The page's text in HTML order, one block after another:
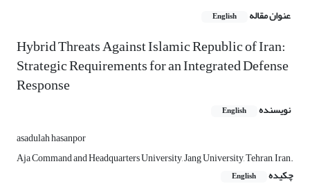
عنوان مقاله English
Hybrid Threats Against Islamic Republic of Iran:
Strategic Requirements for an Integrated Defense
Response
نویسنده English
asadulah hasanpor
Aja Command and Headquarters University, Jang University, Tehran, Iran.
چکیده
English